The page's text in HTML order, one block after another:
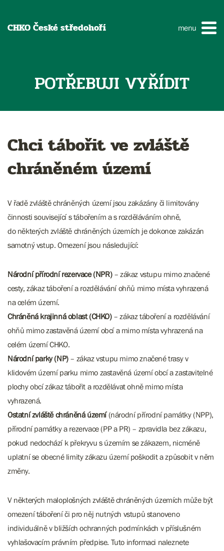
CHKO České středohoří menu
POTŘEBUJI VYŘÍDIT
Chci tábořit ve zvláště
chráněném území
V řadě zvláště chráněných území jsou zakázány či limitovány
činnosti související s tábořením a s rozděláváním ohně,
do některých zvláště chráněných územích je dokonce zakázán
samotný vstup. Omezení jsou následující:
Národní přírodní rezervace (NPR)– zákaz vstupu mimo značené
cesty, zákaz táboření a rozdělávání ohňů mimo místa vyhrazená
na celém území.
Chráněná krajinná oblast (CHKO)– zákaz táboření a rozdělávání
ohňů mimo zastavěná území obcí a mimo místa vyhrazená na
celém území CHKO.​​​​​​
Národní parky (NP)– zákaz vstupu mimo značené trasy v
klidovém území parku mimo zastavěná území obcí a zastavitelné
plochy obcí zákaz tábořit a rozdělávat ohně mimo místa
vyhrazená.
Ostatní zvláště chráněná území(národní přírodní památky (NPP),
přírodní památky a rezervace (PP a PR) – zpravidla bez zákazu,
pokud nedochází k překryvu s územím se zákazem, nicméně
uplatní se obecné limity zákazu území poškodit a způsobit v něm
změny.
V některých maloplošných zvláště chráněných územích může být
omezení táboření či pro něj nutných vstupů stanoveno
individuálně v bližších ochranných podmínkách v příslušném
vyhlašovacím právním předpise. Tuto informaci naleznete